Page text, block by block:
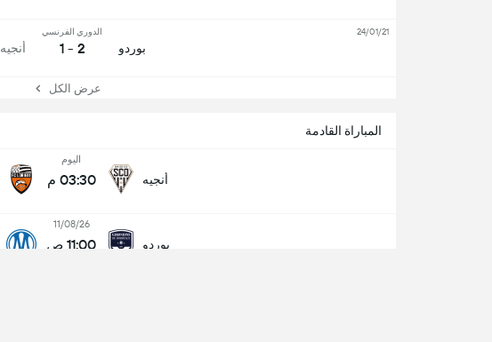
المباراة القادمة
أنجيه
اليوم
03:30 م
بوردو
11/08/26
11:00 ص
بوردو
الدوري الفرنسي
2 - 1 أنجيه
24/01/21
عرض الكل